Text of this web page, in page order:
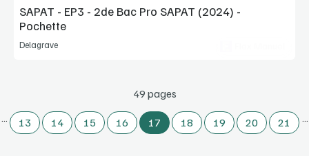
SAPAT - EP3 - 2de Bac Pro SAPAT (2024) -
Pochette
Delagrave
49 pages
…
13 14 15 16 17 18 19 20 21 …